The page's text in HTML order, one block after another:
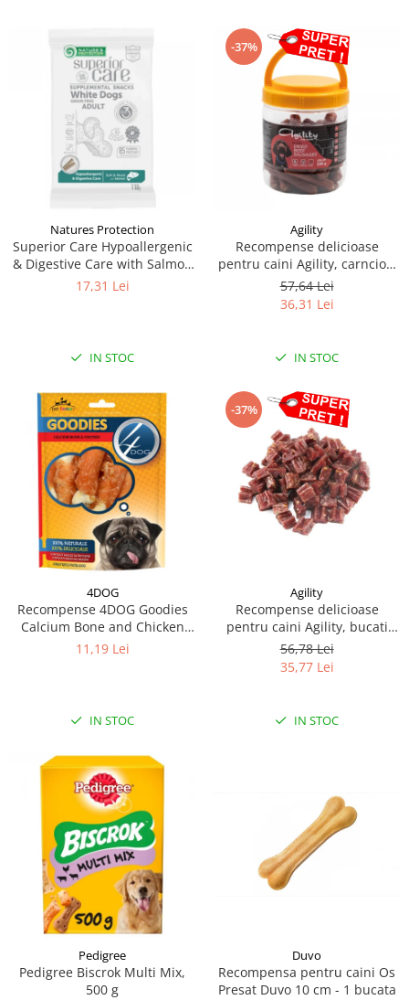
Natures Protection
Superior Care Hypoallergenic
& Digestive Care with Salmon
(110g)
17,31 Lei
IN STOC
-37%
Agility
Recompense delicioase
pentru caini Agility, carnciori
uscati de vita-7cm, 500g
57,64 Lei
36,31 Lei
IN STOC
4DOG
Recompense 4DOG Goodies
Calcium Bone and Chicken
100g
11,19 Lei
IN STOC
-37%
Agility
Recompense delicioase
pentru caini Agility, bucati
inimioara iepure, 500g
56,78 Lei
35,77 Lei
IN STOC
Pedigree
Pedigree Biscrok Multi Mix,
500 g
Duvo
Recompensa pentru caini Os
Presat Duvo 10 cm - 1 bucata